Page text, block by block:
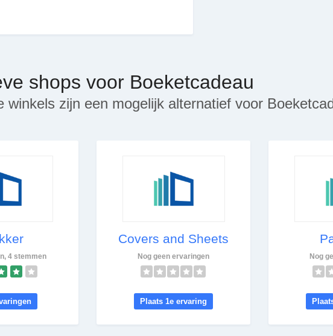
shops voor Boeketcadeau
winkels zijn een mogelijk alternatief voor
4 stemmen
Covers and Sheets
Nog geen ervaringen
Plaats 1e ervaring
Nog